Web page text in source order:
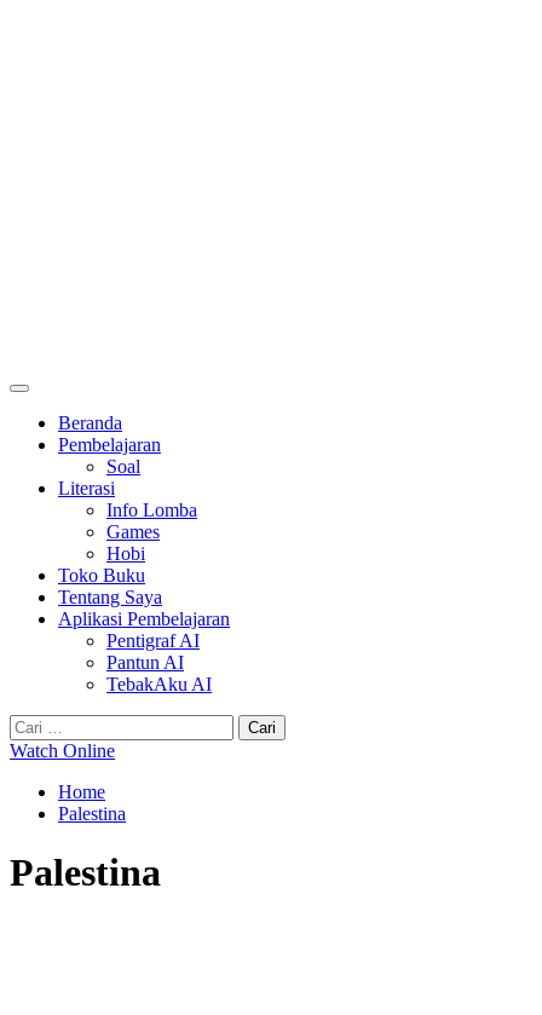
Primary
Beranda
Pembelajaran
Soal
Literasi
Info Lomba
Games
Hobi
Toko Buku
Tentang Saya
Aplikasi Pembelajaran
Pentigraf AI
Pantun AI
TebakAku AI
Cari
untuk:
Watch Online
Home
Palestina
Palestina